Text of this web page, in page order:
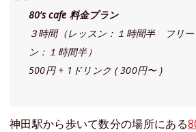
80’s cafe 料金プラン
３時間（レッスン：１時間半 フリー
ン：１時間半）
500円 + 1ドリンク ( 300円〜 )
神田駅から歩いて数分の場所にある